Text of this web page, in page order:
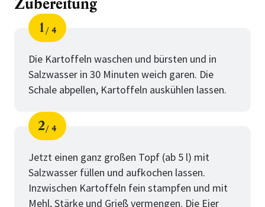
Zubereitung
Schritt
1
von
4
Die Kartoffeln waschen und bürsten und in
Salzwasser in 30 Minuten weich garen. Die
Schale abpellen, Kartoffeln auskühlen lassen.
Schritt
2
von
4
Jetzt einen ganz großen Topf (ab 5 l) mit
Salzwasser füllen und aufkochen lassen.
Inzwischen Kartoffeln fein stampfen und mit
Mehl, Stärke und Grieß vermengen. Die Eier